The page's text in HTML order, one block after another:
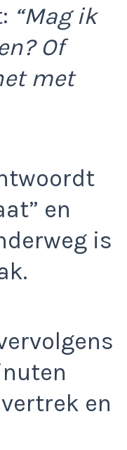
“Mag ik
Of
met
en
is
en